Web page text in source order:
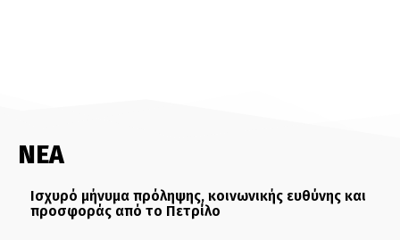
ΝΕΑ
Ισχυρό μήνυμα πρόληψης, κοινωνικής ευθύνης και
προσφοράς από το Πετρίλο